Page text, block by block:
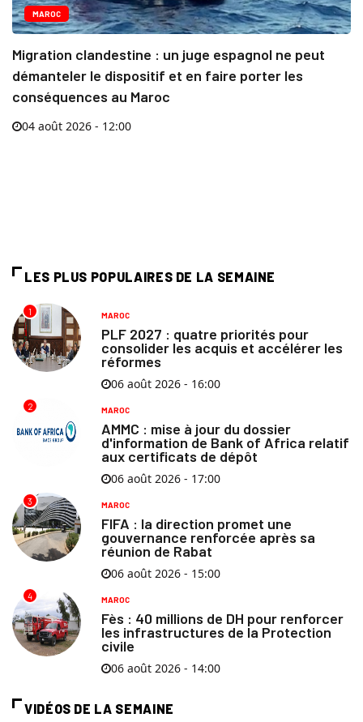
MAROC
Migration clandestine : un juge espagnol ne peut
démanteler le dispositif et en faire porter les
conséquences au Maroc
04 août 2026 - 12:00
LES PLUS POPULAIRES DE LA SEMAINE
1 MAROC
PLF 2027 : quatre priorités pour
consolider les acquis et accélérer les
réformes
06 août 2026 - 16:00
2 MAROC
AMMC : mise à jour du dossier
d'information de Bank of Africa relatif
aux certificats de dépôt
06 août 2026 - 17:00
3 MAROC
FIFA : la direction promet une
gouvernance renforcée après sa
réunion de Rabat
06 août 2026 - 15:00
4 MAROC
Fès : 40 millions de DH pour renforcer
les infrastructures de la Protection
civile
06 août 2026 - 14:00
VIDÉOS DE LA SEMAINE